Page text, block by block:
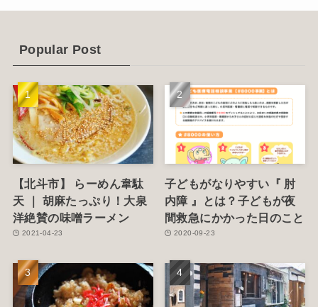
(4)
(5)
Popular Post
【北斗市】 らーめん韋駄
天 ｜ 胡麻たっぷり！大泉
洋絶賛の味噌ラーメン
2021-04-23
子どもがなりやすい『 肘
内障 』とは？子どもが夜
間救急にかかった日のこと
2020-09-23